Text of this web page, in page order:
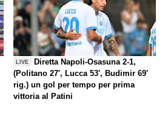
LIVE
Diretta Napoli-Osasuna 2-1,
(Politano 27', Lucca 53', Budimir 69'
rig.) un gol per tempo per prima
vittoria al Patini